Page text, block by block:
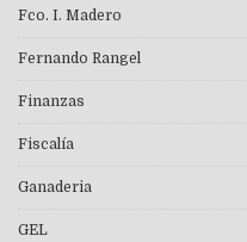
Fco. I. Madero
Fernando Rangel
Finanzas
Fiscalía
Ganaderia
GEL